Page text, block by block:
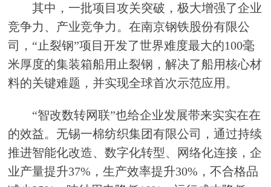
其中，一批项目攻关突破，极大增强了企业
竞争力、产业竞争力。在南京钢铁股份有限公
司，“止裂钢”项目开发了世界难度最大的100毫
米厚度的集装箱船用止裂钢，解决了船用核心材
料的关键难题，并实现全球首次示范应用。
“智改数转网联”也给企业发展带来实实在在
的效益。无锡一棉纺织集团有限公司，通过持续
推进智能化改造、数字化转型、网络化连接，企
业产量提升37%，生产效率提升30%，不合格品